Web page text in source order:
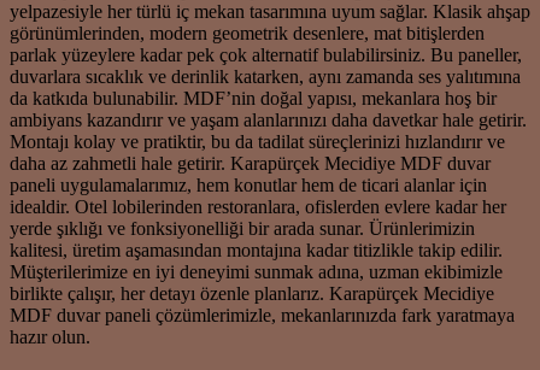
yelpazesiyle her türlü iç mekan tasarımına uyum sağlar. Klasik ahşap
görünümlerinden, modern geometrik desenlere, mat bitişlerden
parlak yüzeylere kadar pek çok alternatif bulabilirsiniz. Bu paneller,
duvarlara sıcaklık ve derinlik katarken, aynı zamanda ses yalıtımına
da katkıda bulunabilir. MDF’nin doğal yapısı, mekanlara hoş bir
ambiyans kazandırır ve yaşam alanlarınızı daha davetkar hale getirir.
Montajı kolay ve pratiktir, bu da tadilat süreçlerinizi hızlandırır ve
daha az zahmetli hale getirir. Karapürçek Mecidiye MDF duvar
paneli uygulamalarımız, hem konutlar hem de ticari alanlar için
idealdir. Otel lobilerinden restoranlara, ofislerden evlere kadar her
yerde şıklığı ve fonksiyonelliği bir arada sunar. Ürünlerimizin
kalitesi, üretim aşamasından montajına kadar titizlikle takip edilir.
Müşterilerimize en iyi deneyimi sunmak adına, uzman ekibimizle
birlikte çalışır, her detayı özenle planlarız. Karapürçek Mecidiye
MDF duvar paneli çözümlerimizle, mekanlarınızda fark yaratmaya
hazır olun.